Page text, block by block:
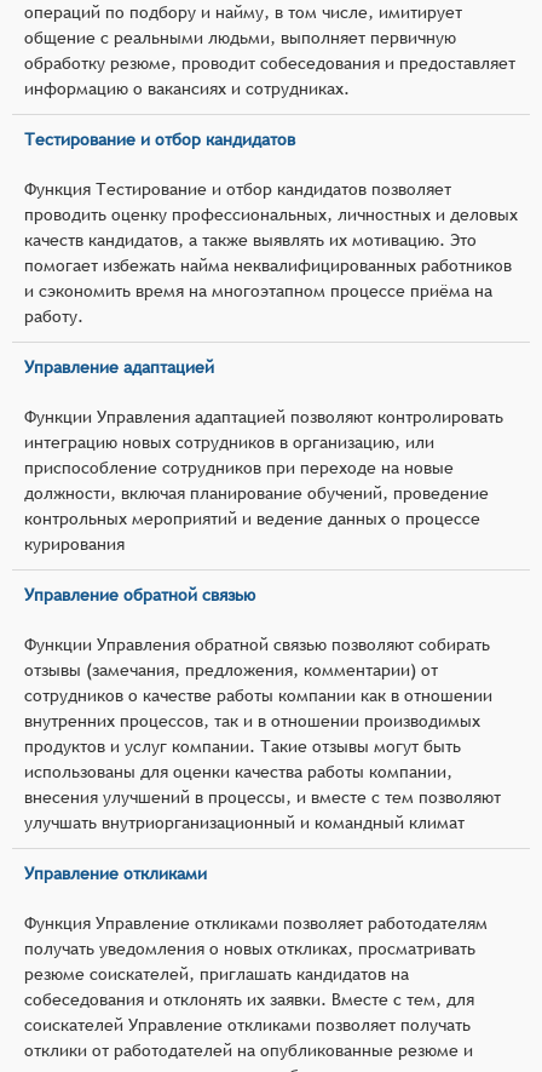
операций по подбору и найму, в том числе, имитирует
общение с реальными людьми, выполняет первичную
обработку резюме, проводит собеседования и предоставляет
информацию о вакансиях и сотрудниках.
Тестирование и отбор кандидатов
Функция Тестирование и отбор кандидатов позволяет
проводить оценку профессиональных, личностных и деловых
качеств кандидатов, а также выявлять их мотивацию. Это
помогает избежать найма неквалифицированных работников
и сэкономить время на многоэтапном процессе приёма на
работу.
Управление адаптацией
Функции Управления адаптацией позволяют контролировать
интеграцию новых сотрудников в организацию, или
приспособление сотрудников при переходе на новые
должности, включая планирование обучений, проведение
контрольных мероприятий и ведение данных о процессе
курирования
Управление обратной связью
Функции Управления обратной связью позволяют собирать
отзывы (замечания, предложения, комментарии) от
сотрудников о качестве работы компании как в отношении
внутренних процессов, так и в отношении производимых
продуктов и услуг компании. Такие отзывы могут быть
использованы для оценки качества работы компании,
внесения улучшений в процессы, и вместе с тем позволяют
улучшать внутриорганизационный и командный климат
Управление откликами
Функция Управление откликами позволяет работодателям
получать уведомления о новых откликах, просматривать
резюме соискателей, приглашать кандидатов на
собеседования и отклонять их заявки. Вместе с тем, для
соискателей Управление откликами позволяет получать
отклики от работодателей на опубликованные резюме и